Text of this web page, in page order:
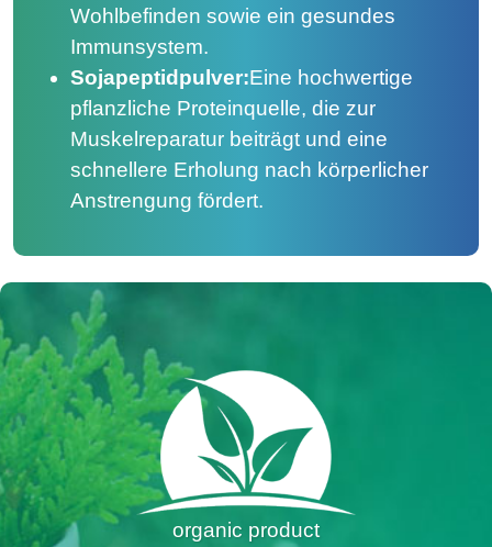
Wohlbefinden sowie ein gesundes
Immunsystem.
Sojapeptidpulver:Eine hochwertige
pflanzliche Proteinquelle, die zur
Muskelreparatur beiträgt und eine
schnellere Erholung nach körperlicher
Anstrengung fördert.
organic product